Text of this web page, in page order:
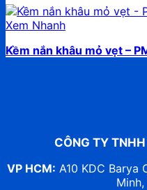
Xem Nhanh
Kềm nắn khâu mỏ vẹt –
CÔNG TY
VP HCM: A10 KDC Barya